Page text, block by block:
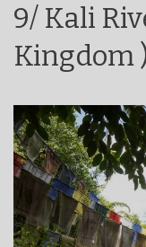
9/ Kali
Kingdom